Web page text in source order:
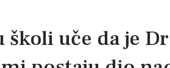
školi uče da je